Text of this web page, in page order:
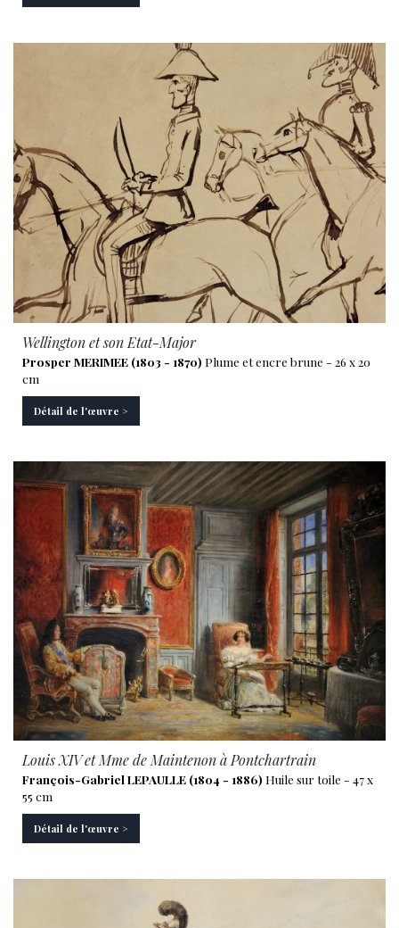
Wellington et son Etat-Major
Prosper MERIMEE (1803 - 1870) Plume et encre brune - 26 x 20
cm
Détail de l'œuvre >
Louis XIV et Mme de Maintenon à Pontchartrain
François-Gabriel LEPAULLE (1804 - 1886) Huile sur toile - 47 x
55 cm
Détail de l'œuvre >